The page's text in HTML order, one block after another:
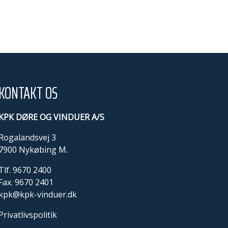
KONTAKT OS
DØRE OG VINDUER A/S
3
Nykøbing M.
9670 2400
9670 2401
vinduer.dk